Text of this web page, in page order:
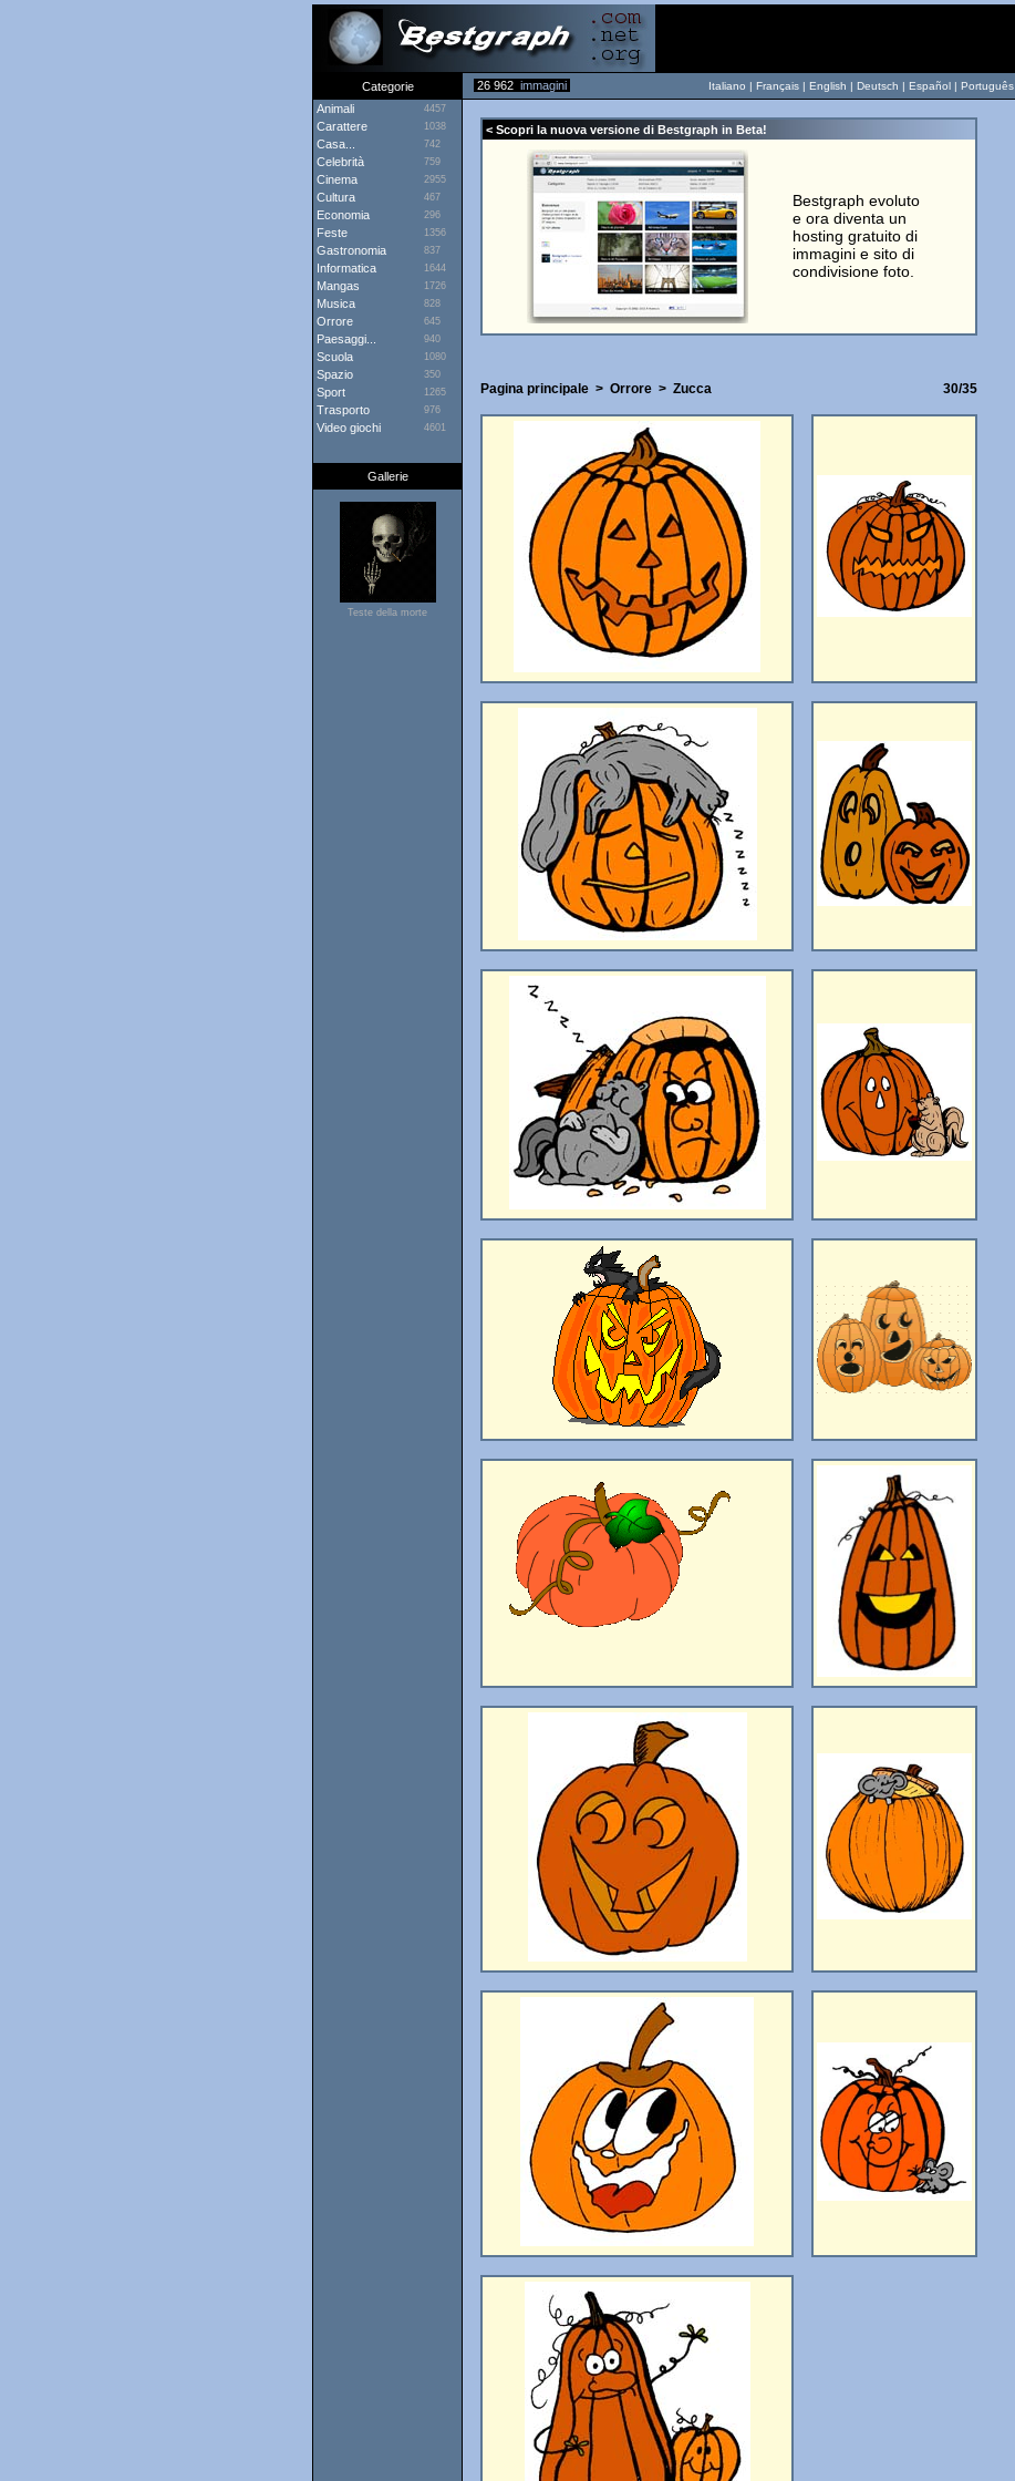
Categorie 26 962 immagini Italiano | Français | English | Deutsch | Español | Português
Animali
4457
Carattere 1038
Casa... 742
Celebrità 759
Cinema 2955
Cultura 467
Economia 296
Feste 1356
Gastronomia 837
Informatica 1644
Mangas 1726
Musica 828
Orrore 645
Paesaggi... 940
Scuola 1080
Spazio 350
Sport 1265
Trasporto 976
Video giochi 4601
Gallerie
Teste della morte
< Scopri la nuova versione di Bestgraph in Beta!
Bestgraph evoluto
e ora diventa un
hosting gratuito di
immagini e sito di
condivisione foto.
Pagina principale > Orrore > Zucca 30/35